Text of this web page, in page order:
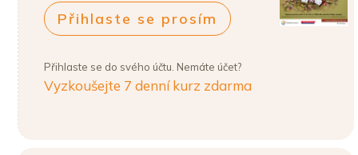
Přihlaste se prosím
Přihlaste se do svého účtu. Nemáte účet?
Vyzkoušejte 7 denní kurz zdarma